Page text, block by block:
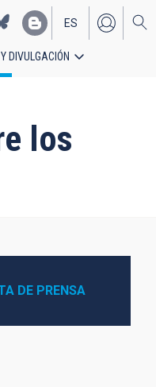
EN
ES
DIVULGACIÓN
los
DE PRENSA